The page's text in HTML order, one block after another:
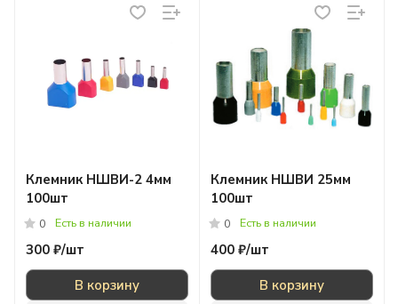
Клемник НШВИ-2 4мм
100шт
0 Есть в наличии
300 ₽/шт
В корзину
Клемник НШВИ 25мм
100шт
0 Есть в наличии
400 ₽/шт
В корзину